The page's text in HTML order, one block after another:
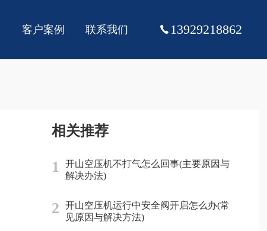
客户案例 联系我们 13929218862
相关推荐
1
开山空压机不打气怎么回事(主要原因与
解决办法)
2
开山空压机运行中安全阀开启怎么办(常
见原因与解决方法)